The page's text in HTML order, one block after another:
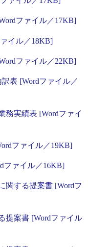
ファイル／17KB]
イル／18KB]
ファイル／22KB]
表 [Wordファイル／
務実績表 [Wordファイ
ファイル／19KB]
ファイル／16KB]
関する提案書 [Wordフ
提案書 [Wordファイル